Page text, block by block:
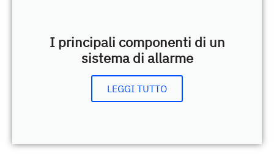
I principali componenti di un
sistema di allarme
LEGGI TUTTO